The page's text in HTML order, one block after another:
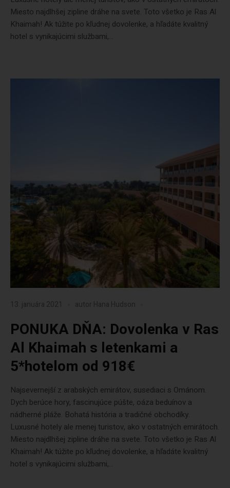
Miesto najdlhšej zipline dráhe na svete. Toto všetko je Ras Al
Khaimah! Ak túžite po kľudnej dovolenke, a hľadáte kvalitný
hotel s vynikajúcimi službami,...
13. januára 2021 autor Hana Hudson
PONUKA DŇA: Dovolenka v Ras
Al Khaimah s letenkami a
5*hotelom od 918€
Najsevernejší z arabských emirátov, susediaci s Ománom.
Dych berúce hory, fascinujúce púšte, oáza beduínov a
nádherné pláže. Bohatá história a tradičné obchodíky.
Luxusné hotely ale menej turistov, ako v ostatných emirátoch.
Miesto najdlhšej zipline dráhe na svete. Toto všetko je Ras Al
Khaimah! Ak túžite po kľudnej dovolenke, a hľadáte kvalitný
hotel s vynikajúcimi službami,...